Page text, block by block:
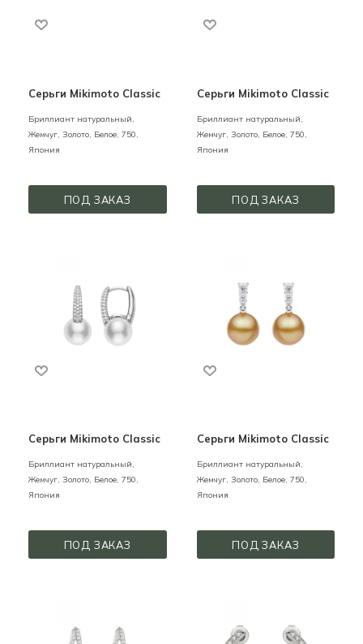
Серьги Mikimoto Classic
Бриллиант натуральный,
Жемчуг, Золото, Белое, 750,
Япония
ПОД ЗАКАЗ
Серьги Mikimoto Classic
Бриллиант натуральный,
Жемчуг, Золото, Белое, 750,
Япония
ПОД ЗАКАЗ
Серьги Mikimoto Classic
Бриллиант натуральный,
Жемчуг, Золото, Белое, 750,
Япония
ПОД ЗАКАЗ
Серьги Mikimoto Classic
Бриллиант натуральный,
Жемчуг, Золото, Белое, 750,
Япония
ПОД ЗАКАЗ